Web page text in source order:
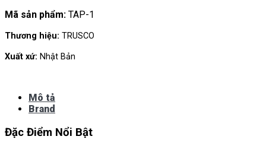
Mã sản phẩm: TAP-1
Thương hiệu: TRUSCO
Xuất xứ: Nhật Bản
Mô tả
Brand
Đặc Điểm Nổi Bật